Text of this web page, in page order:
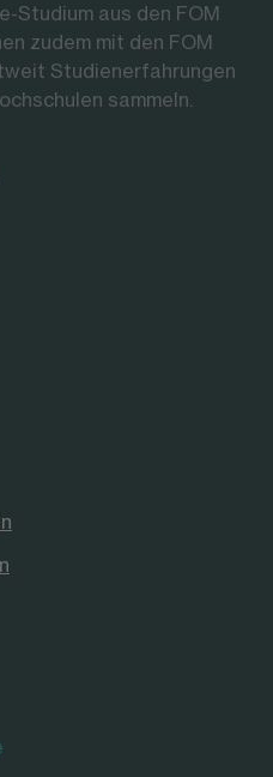
Studium aus den FOM
zudem mit den FOM
Studienerfahrungen
sammeln.